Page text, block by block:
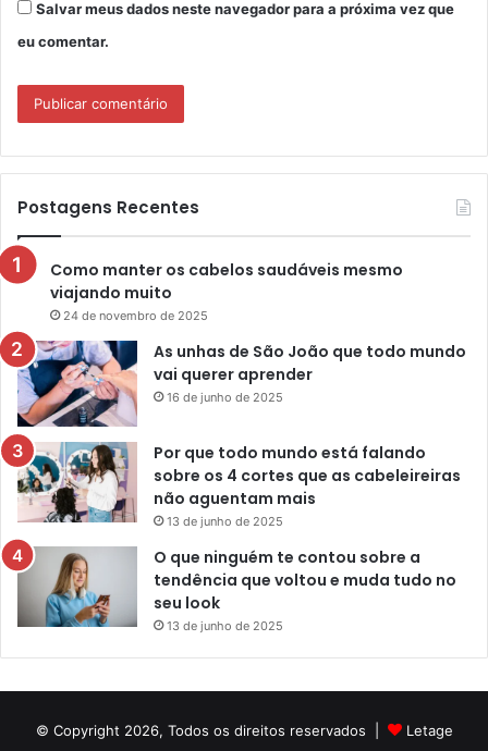
Salvar meus dados neste navegador para a próxima vez que
eu comentar.
Postagens Recentes
Como manter os cabelos saudáveis mesmo
viajando muito
24 de novembro de 2025
As unhas de São João que todo mundo
vai querer aprender
16 de junho de 2025
Por que todo mundo está falando
sobre os 4 cortes que as cabeleireiras
não aguentam mais
13 de junho de 2025
O que ninguém te contou sobre a
tendência que voltou e muda tudo no
seu look
13 de junho de 2025
© Copyright 2026, Todos os direitos reservados | Letage